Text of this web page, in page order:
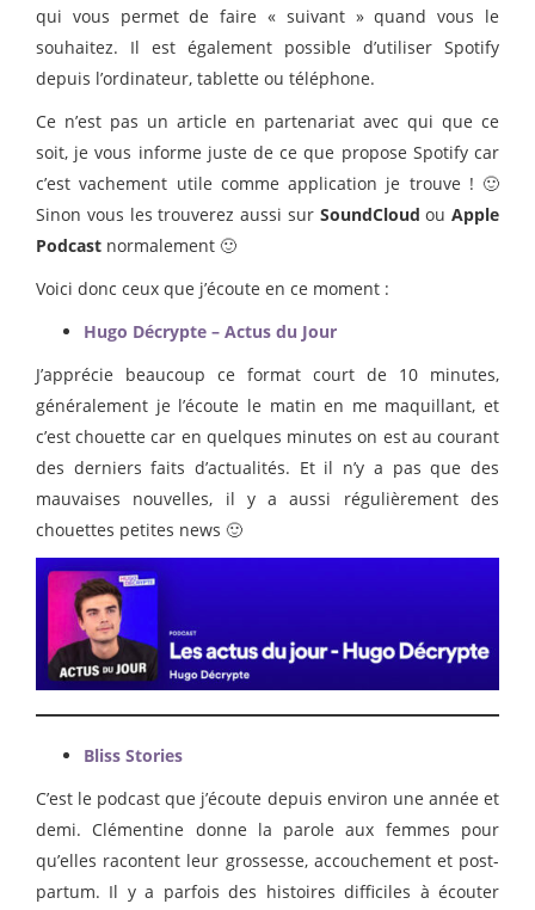
qui vous permet de faire « suivant » quand vous le
souhaitez. Il est également possible d’utiliser Spotify
depuis l’ordinateur, tablette ou téléphone.
Ce n’est pas un article en partenariat avec qui que ce
soit, je vous informe juste de ce que propose Spotify car
c’est vachement utile comme application je trouve ! 🙂
Sinon vous les trouverez aussi sur SoundCloud ou Apple
Podcast normalement 🙂
Voici donc ceux que j’écoute en ce moment :
Hugo Décrypte – Actus du Jour
J’apprécie beaucoup ce format court de 10 minutes,
généralement je l’écoute le matin en me maquillant, et
c’est chouette car en quelques minutes on est au courant
des derniers faits d’actualités. Et il n’y a pas que des
mauvaises nouvelles, il y a aussi régulièrement des
chouettes petites news 🙂
Bliss Stories
C’est le podcast que j’écoute depuis environ une année et
demi. Clémentine donne la parole aux femmes pour
qu’elles racontent leur grossesse, accouchement et post-
partum. Il y a parfois des histoires difficiles à écouter